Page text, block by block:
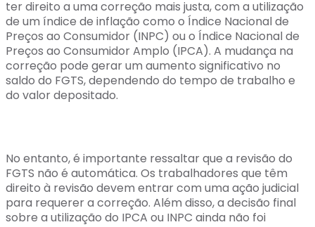
ter direito a uma correção mais justa, com a utilização
de um índice de inflação como o Índice Nacional de
Preços ao Consumidor (INPC) ou o Índice Nacional de
Preços ao Consumidor Amplo (IPCA). A mudança na
correção pode gerar um aumento significativo no
saldo do FGTS, dependendo do tempo de trabalho e
do valor depositado.
No entanto, é importante ressaltar que a revisão do
FGTS não é automática. Os trabalhadores que têm
direito à revisão devem entrar com uma ação judicial
para requerer a correção. Além disso, a decisão final
sobre a utilização do IPCA ou INPC ainda não foi